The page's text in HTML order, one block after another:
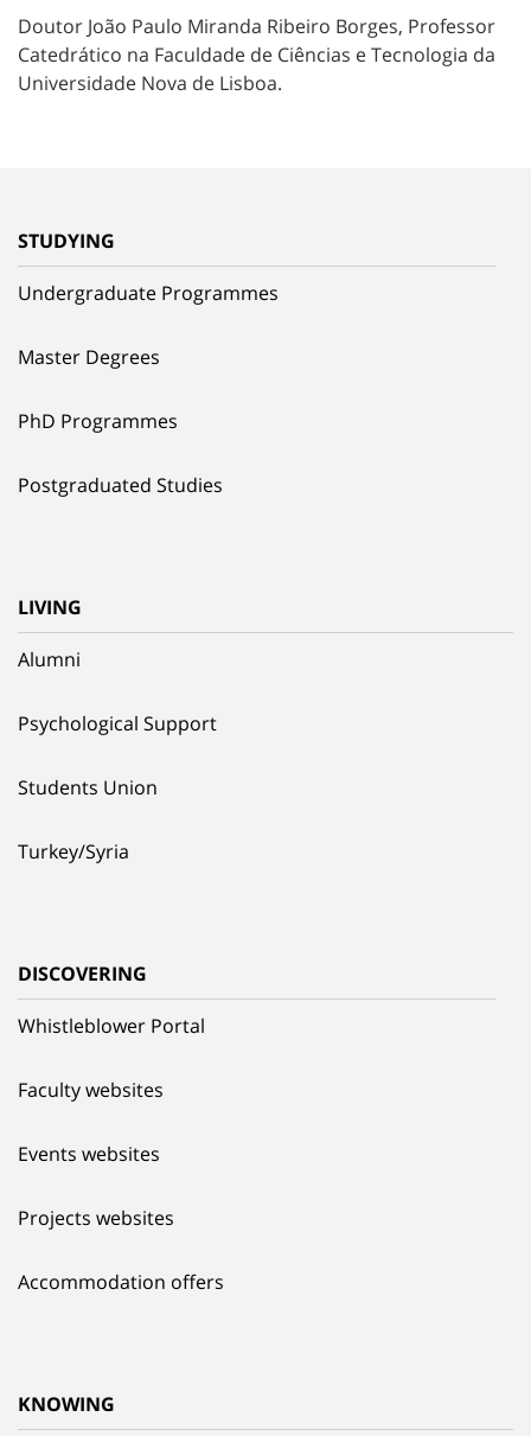
Doutor João Paulo Miranda Ribeiro Borges, Professor
Catedrático na Faculdade de Ciências e Tecnologia da
Universidade Nova de Lisboa.
STUDYING
Undergraduate Programmes
Master Degrees
PhD Programmes
Postgraduated Studies
LIVING
Alumni
Psychological Support
Students Union
Turkey/Syria
DISCOVERING
Whistleblower Portal
Faculty websites
Events websites
Projects websites
Accommodation offers
KNOWING